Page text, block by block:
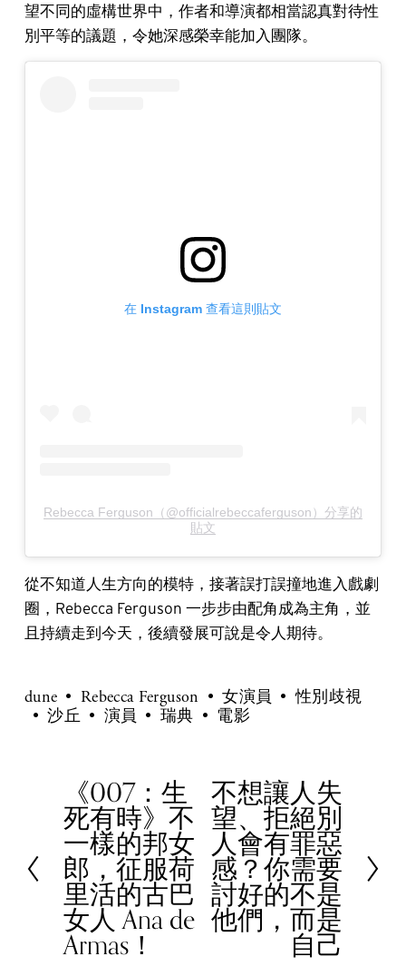
望不同的虛構世界中，作者和導演都相當認真對待性
別平等的議題，令她深感榮幸能加入團隊。
在 Instagram 查看這則貼文
Rebecca Ferguson（@officialrebeccaferguson）分享的
貼文
從不知道人生方向的模特，接著誤打誤撞地進入戲劇
圈，Rebecca Ferguson 一步步由配角成為主角，並
且持續走到今天，後續發展可說是令人期待。
dune Rebecca Ferguson 女演員
性別歧視
沙丘
演員 瑞典 電影
r
e
v
o
u
《007：生
死有時》不
一樣的邦女
郎，征服荷
里活的古巴
女人 Ana de
Armas！
N不想讓人失
望、拒絕別
人會有罪惡
感？你需要
討好的不是
他們，而是
自己